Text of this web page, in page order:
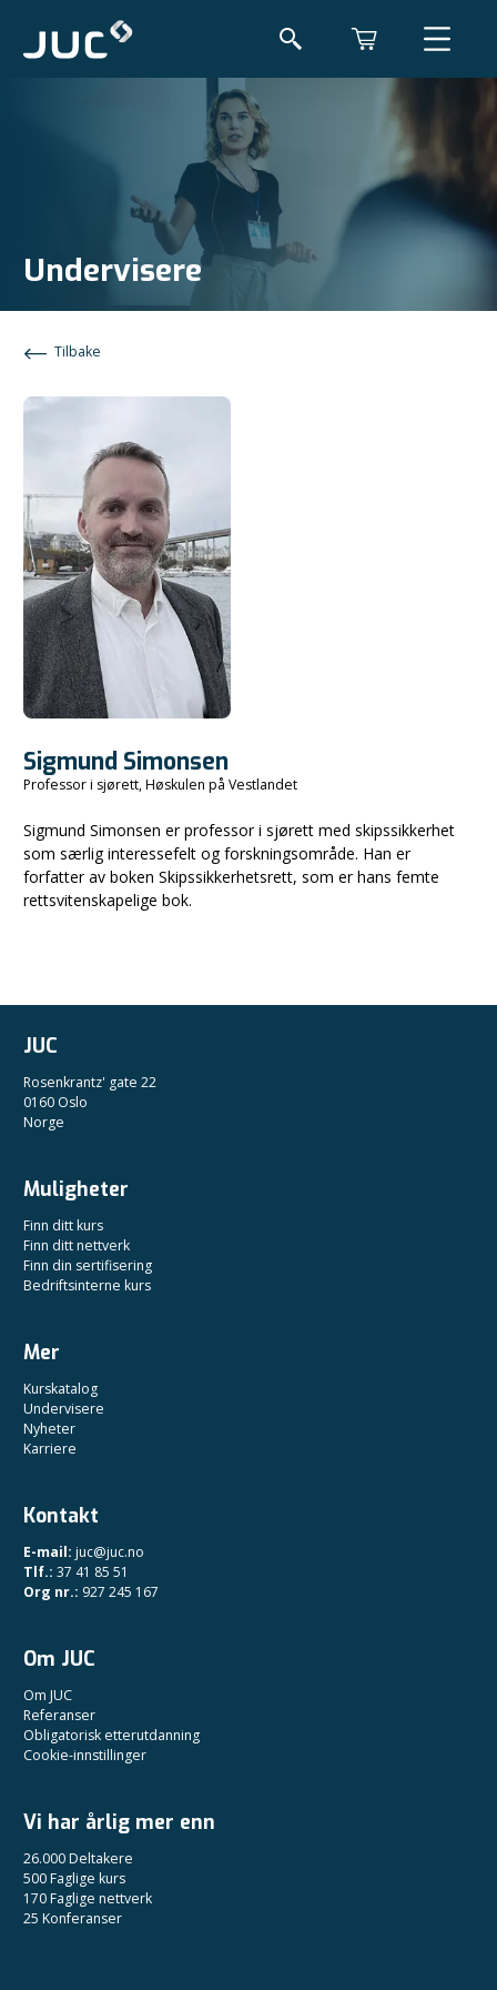
Undervisere
Tilbake
Sigmund Simonsen
Professor i sjørett, Høskulen på Vestlandet
Sigmund Simonsen er professor i sjørett med skipssikkerhet
som særlig interessefelt og forskningsområde. Han er
forfatter av boken Skipssikkerhetsrett, som er hans femte
rettsvitenskapelige bok.
JUC
Rosenkrantz' gate 22
0160 Oslo
Norge
Muligheter
Finn ditt kurs
Finn ditt nettverk
Finn din sertifisering
Bedriftsinterne kurs
Mer
Kurskatalog
Undervisere
Nyheter
Karriere
Kontakt
E-mail: juc@juc.no
Tlf.: 37 41 85 51
Org nr.: 927 245 167
Om JUC
Om JUC
Referanser
Obligatorisk etterutdanning
Cookie-innstillinger
Vi har årlig mer enn
26.000 Deltakere
500 Faglige kurs
170 Faglige nettverk
25 Konferanser